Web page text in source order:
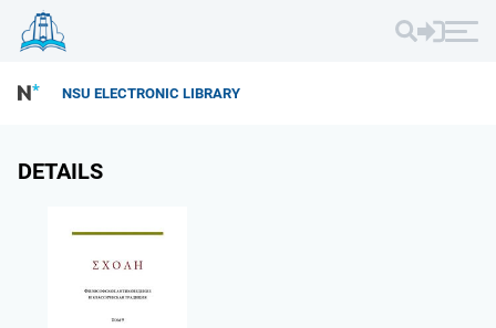
NSU ELECTRONIC LIBRARY
DETAILS